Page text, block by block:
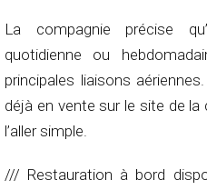
La compagnie précise
quotidienne ou
principales liaisons
déjà en vente sur le site de
l’aller simple.
/// Restauration à bord